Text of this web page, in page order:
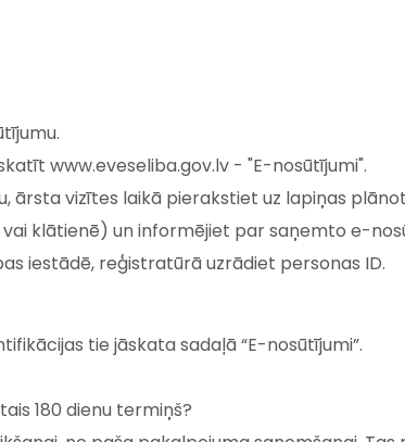
www.eveseliba.gov.lv - "E-nosūtījumi".
ārsta vizītes laikā pierakstiet uz lapiņas
klātienē) un informējiet par saņemto e-
iestādē, reģistratūrā uzrādiet personas ID.
tie jāskata sadaļā “E-nosūtījumi”.
180 dienu termiņš?